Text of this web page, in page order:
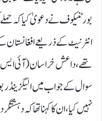
بورٹنیکوف نے دعویٰ کیا کہ
انٹرنیٹ کے ذریعے
تھے، داعش خراسان (آئی ایس
سوال کے جواب میں الیگزینڈر
نہیں کیا، ان کا کہنا تھا کہ